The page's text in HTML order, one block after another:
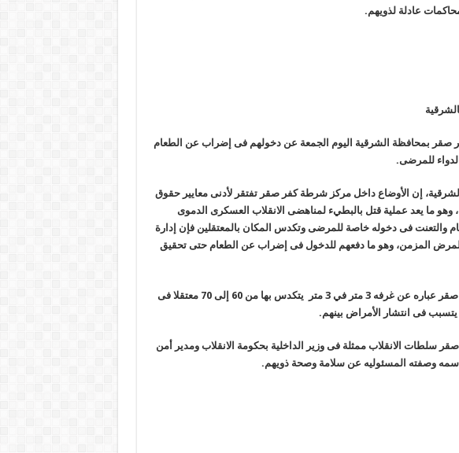
عادلة لذويهم.
صقر بمحافظة الشرقية اليوم الجمعة عن دخولهم فى إضراب عن الطعام
للمرضى.
إن الأوضاع داخل مركز شرطة كفر صقر تفتقر لأدنى معايير حقوق
وهو ما يعد عملية قتل بالبطيء لمناهضى الانقلاب العسكرى الدموى
والتعنت فى دخوله خاصة للمرضى وتكدس المكان بالمعتقلين فإن إدارة
المزمن، وهو ما دفعهم للدخول فى إضراب عن الطعام حتى تحقيق
يشار إلى أن مقر الاحتجاز بمركز شرطة كفر صقر عباره عن غرفه 3 متر في 3 متر يتكدس بها من 60 إلى 70 معتقلا فى
فى انتشار الأمراض بينهم.
سلطات الانقلاب ممثلة فى وزير الداخلية بحكومة الانقلاب ومدير أمن
وصفته المسئوليه عن سلامة وصحة ذويهم.